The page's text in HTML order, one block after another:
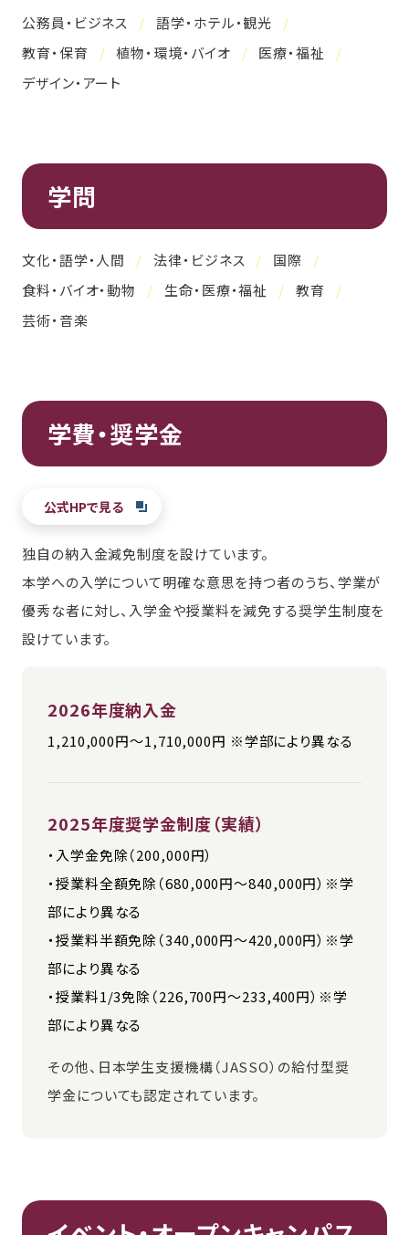
公務員・ビジネス
語学・ホテル・観光
教育・保育
植物・環境・バイオ
医療・福祉
デザイン・アート
学問
文化・語学・人間 法律・ビジネス
国際
食料・バイオ・動物
生命・医療・福祉
教育
芸術・音楽
学費・奨学金
公式HPで見る
独自の納入金減免制度を設けています。
本学への入学について明確な意思を持つ者のうち、学業が
優秀な者に対し、入学金や授業料を減免する奨学生制度を
設けています。
2026年度納入金
1,210,000円～1,710,000円 ※学部により異なる
2025年度奨学金制度（実績）
・入学金免除（200,000円）
・授業料全額免除（680,000円～840,000円）※学
部により異なる
・授業料半額免除（340,000円～420,000円）※学
部により異なる
・授業料1/3免除（226,700円～233,400円）※学
部により異なる
その他、日本学生支援機構（JASSO）の給付型奨
学金についても認定されています。